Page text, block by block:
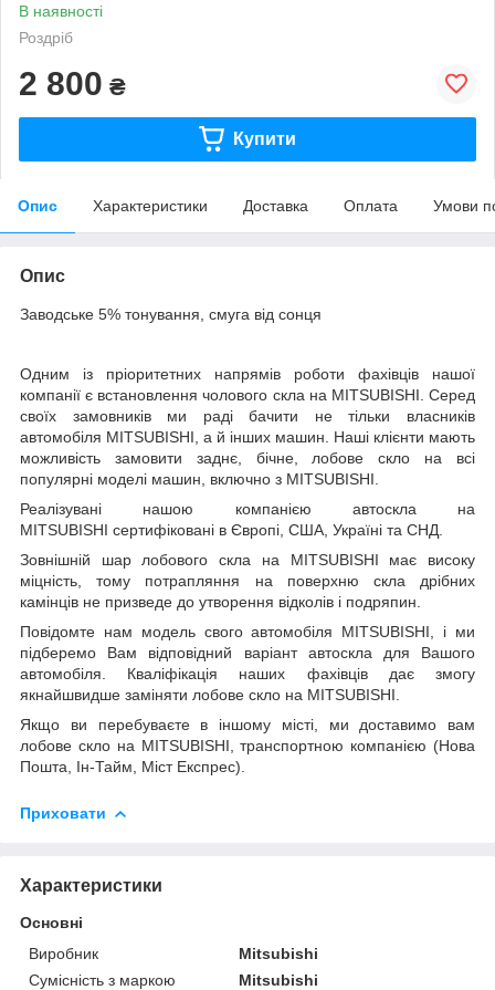
В наявності
Роздріб
2 800 ₴
Купити
Опис Характеристики Доставка Оплата Умови
Опис
Заводське 5% тонування, смуга від сонця
Одним із пріоритетних напрямів роботи фахівців нашої
компанії є встановлення чолового скла на MITSUBISHI. Серед
своїх замовників ми раді бачити не тільки власників
автомобіля MITSUBISHI, а й інших машин. Наші клієнти мають
можливість замовити заднє, бічне, лобове скло на всі
популярні моделі машин, включно з MITSUBISHI.
Реалізувані нашою компанією автоскла на
MITSUBISHI сертифіковані в Європі, США, Україні та СНД.
Зовнішній шар лобового скла на MITSUBISHI має високу
міцність, тому потрапляння на поверхню скла дрібних
камінців не призведе до утворення відколів і подряпин.
Повідомте нам модель свого автомобіля MITSUBISHI, і ми
підберемо Вам відповідний варіант автоскла для Вашого
автомобіля. Кваліфікація наших фахівців дає змогу
якнайшвидше заміняти лобове скло на MITSUBISHI.
Якщо ви перебуваєте в іншому місті, ми доставимо вам
лобове скло на MITSUBISHI, транспортною компанією (Нова
Пошта, Ін-Тайм, Міст Експрес).
Приховати
Характеристики
Основні
Виробник
Mitsubishi
Сумісність з маркою
Mitsubishi